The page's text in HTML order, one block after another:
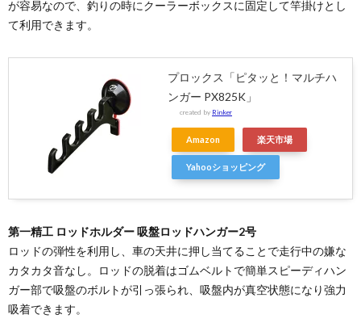
が容易なので、釣りの時にクーラーボックスに固定して竿掛けとし
て利用できます。
プロックス「ピタッと！マルチハ
ンガー PX825K」
created by Rinker
Amazon 楽天市場
Yahooショッピング
第一精工 ロッドホルダー 吸盤ロッドハンガー2号
ロッドの弾性を利用し、車の天井に押し当てることで走行中の嫌な
カタカタ音なし。ロッドの脱着はゴムベルトで簡単スピーディハン
ガー部で吸盤のボルトが引っ張られ、吸盤内が真空状態になり強力
吸着できます。